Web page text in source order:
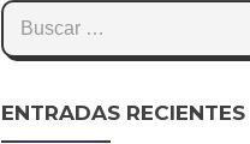
Buscar:
ENTRADAS RECIENTES